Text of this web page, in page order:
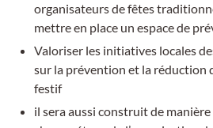
organisateurs de fêtes
mettre en place un espace de
Valoriser les initiatives locales
sur la prévention et la réduction
festif
il sera aussi construit de